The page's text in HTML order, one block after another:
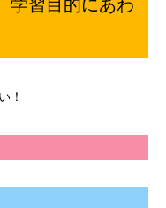
学習目的にあわ
！